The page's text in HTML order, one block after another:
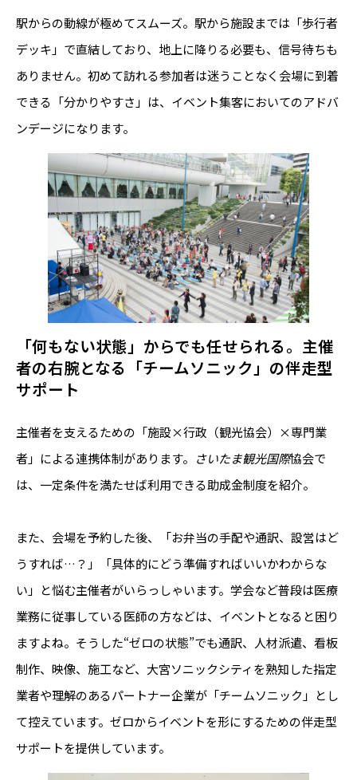
駅からの動線が極めてスムーズ。駅から施設までは「歩行者
デッキ」で直結しており、地上に降りる必要も、信号待ちも
ありません。初めて訪れる参加者は迷うことなく会場に到着
できる「分かりやすさ」は、イベント集客においてのアドバ
ンデージになります。
「何もない状態」からでも任せられる。主催
者の右腕となる「チームソニック」の伴走型
サポート
主催者を支えるための「施設×行政（観光協会）×専門業
者」による連携体制があります。 さいたま観光国際協会で
は、一定条件を満たせば利用できる助成金制度を紹介。
また、会場を予約した後、「お弁当の手配や通訳、設営はど
うすれば…？」「具体的にどう準備すればいいかわからな
い」と悩む主催者がいらっしゃいます。学会など普段は医療
業務に従事している医師の方などは、イベントとなると困り
ますよね。そうした“ゼロの状態”でも通訳、人材派遣、看板
制作、映像、施工など、大宮ソニックシティを熟知した指定
業者や理解のあるパートナー企業が「チームソニック」とし
て控えています。ゼロからイベントを形にするための伴走型
サポートを提供しています。